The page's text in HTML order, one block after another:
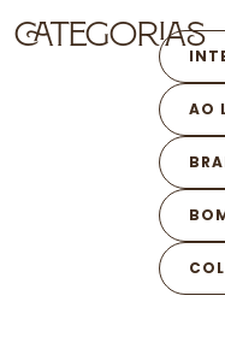
Categorias
AO